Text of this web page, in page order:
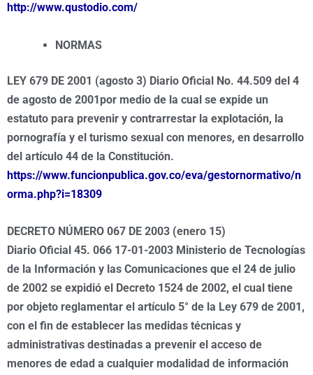
http://www.qustodio.com/
NORMAS
LEY 679 DE 2001 (agosto 3) Diario Oficial No. 44.509 del 4
de agosto de 2001por medio de la cual se expide un
estatuto para prevenir y contrarrestar la explotación, la
pornografía y el turismo sexual con menores, en desarrollo
del artículo 44 de la Constitución.
https://www.funcionpublica.gov.co/eva/gestornormativo/n
orma.php?i=18309
DECRETO NÚMERO 067 DE 2003 (enero 15)
Diario Oficial 45. 066 17-01-2003 Ministerio de Tecnologías
de la Información y las Comunicaciones que el 24 de julio
de 2002 se expidió el Decreto 1524 de 2002, el cual tiene
por objeto reglamentar el artículo 5° de la Ley 679 de 2001,
con el fin de establecer las medidas técnicas y
administrativas destinadas a prevenir el acceso de
menores de edad a cualquier modalidad de información